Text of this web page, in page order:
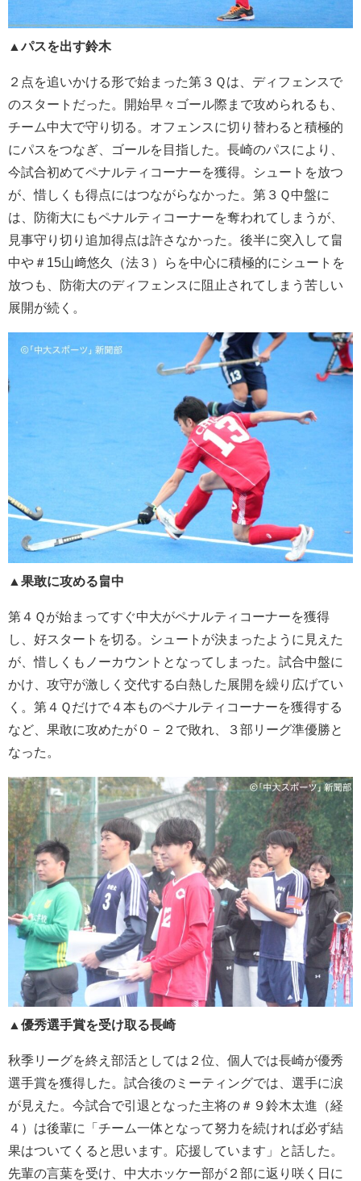
▲パスを出す鈴木
２点を追いかける形で始まった第３Ｑは、ディフェンスで
のスタートだった。開始早々ゴール際まで攻められるも、
チーム中大で守り切る。オフェンスに切り替わると積極的
にパスをつなぎ、ゴールを目指した。長崎のパスにより、
今試合初めてペナルティコーナーを獲得。シュートを放つ
が、惜しくも得点にはつながらなかった。第３Ｑ中盤に
は、防衛大にもペナルティコーナーを奪われてしまうが、
見事守り切り追加得点は許さなかった。後半に突入して畠
中や＃15山﨑悠久（法３）らを中心に積極的にシュートを
放つも、防衛大のディフェンスに阻止されてしまう苦しい
展開が続く。
▲果敢に攻める畠中
第４Ｑが始まってすぐ中大がペナルティコーナーを獲得
し、好スタートを切る。シュートが決まったように見えた
が、惜しくもノーカウントとなってしまった。試合中盤に
かけ、攻守が激しく交代する白熱した展開を繰り広げてい
く。第４Ｑだけで４本ものペナルティコーナーを獲得する
など、果敢に攻めたが０－２で敗れ、３部リーグ準優勝と
なった。
▲優秀選手賞を受け取る長崎
秋季リーグを終え部活としては２位、個人では長崎が優秀
選手賞を獲得した。試合後のミーティングでは、選手に涙
が見えた。今試合で引退となった主将の＃９鈴木太進（経
４）は後輩に「チーム一体となって努力を続ければ必ず結
果はついてくると思います。応援しています」と話した。
先輩の言葉を受け、中大ホッケー部が２部に返り咲く日に